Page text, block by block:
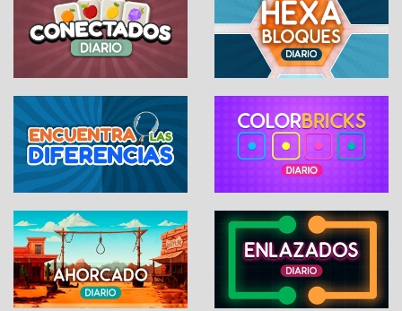
palabra
Comparte tu logro: